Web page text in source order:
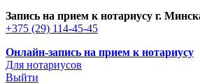
Запись на прием к нотариусу г.
+375 (29) 114-45-45
Онлайн-запись на прием к нотариусу
Для нотариусов
Выйти